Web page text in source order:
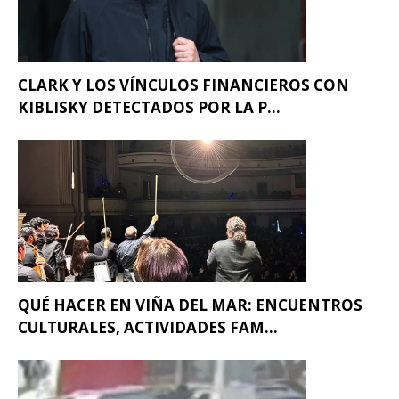
CLARK Y LOS VÍNCULOS FINANCIEROS CON
KIBLISKY DETECTADOS POR LA P...
QUÉ HACER EN VIÑA DEL MAR: ENCUENTROS
CULTURALES, ACTIVIDADES FAM...